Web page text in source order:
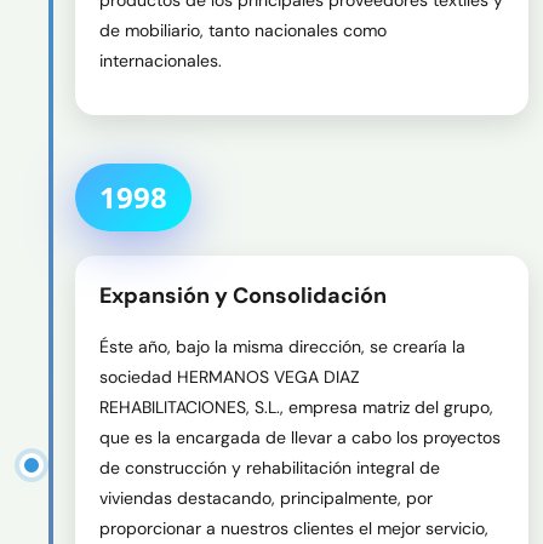
de mobiliario, tanto nacionales como
internacionales.
1998
Expansión y Consolidación
Éste año, bajo la misma dirección, se crearía la
sociedad HERMANOS VEGA DIAZ
REHABILITACIONES, S.L., empresa matriz del grupo,
que es la encargada de llevar a cabo los proyectos
de construcción y rehabilitación integral de
viviendas destacando, principalmente, por
proporcionar a nuestros clientes el mejor servicio,